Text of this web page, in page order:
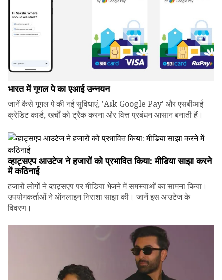
भारत में गूगल पे का एआई उन्नयन
जानें कैसे गूगल पे की नई सुविधाएं, 'Ask Google Pay' और एसबीआई
क्रेडिट कार्ड, खर्चों को ट्रैक करना और वित्त प्रबंधन आसान बनाती हैं।
व्हाट्सएप आउटेज ने हजारों को प्रभावित किया: मीडिया साझा करने
में कठिनाई
हजारों लोगों ने व्हाट्सएप पर मीडिया भेजने में समस्याओं का सामना किया।
उपयोगकर्ताओं ने ऑनलाइन निराशा साझा की। जानें इस आउटेज के
विवरण।